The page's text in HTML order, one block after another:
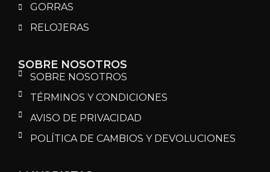
GORRAS
RELOJERAS
SOBRE NOSOTROS
SOBRE NOSOTROS
TÉRMINOS Y CONDICIONES
AVISO DE PRIVACIDAD
POLÍTICA DE CAMBIOS Y DEVOLUCIONES